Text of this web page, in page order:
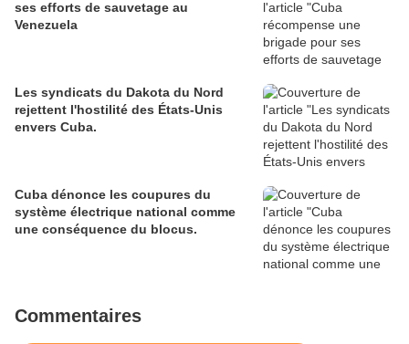
ses efforts de sauvetage au
Venezuela
Les syndicats du Dakota du Nord
rejettent l'hostilité des États-Unis
envers Cuba.
Cuba dénonce les coupures du
système électrique national comme
une conséquence du blocus.
Commentaires